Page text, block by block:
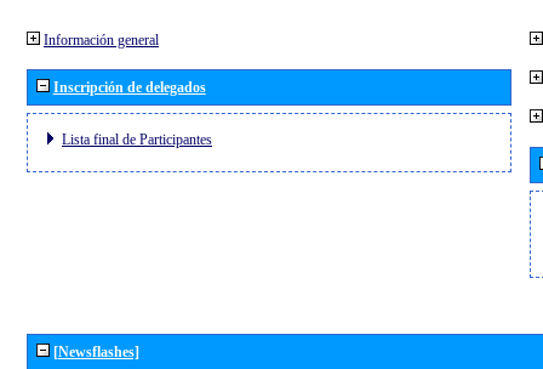
Información general
Inscripción de delegados
Lista final de Participantes
[Newsflashes]